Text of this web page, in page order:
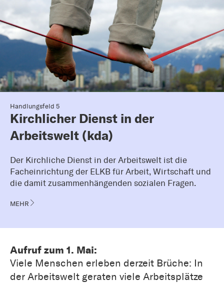
Handlungsfeld 5
Kirchlicher Dienst in der
Arbeitswelt (kda)
Der Kirchliche Dienst in der Arbeitswelt ist die
Facheinrichtung der ELKB für Arbeit, Wirtschaft und
die damit zusammenhängenden sozialen Fragen.
MEHR
Aufruf zum 1. Mai:
Viele Menschen erleben derzeit Brüche: In
der Arbeitswelt geraten viele Arbeitsplätze